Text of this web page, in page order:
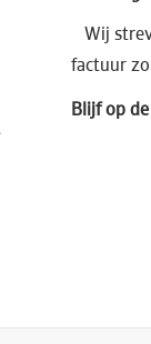
Wij
factuur
Blijf op